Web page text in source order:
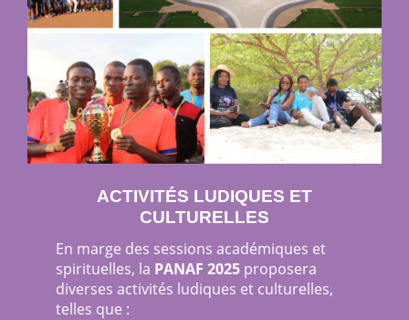
ACTIVITÉS LUDIQUES ET
CULTURELLES
En marge des sessions académiques et
spirituelles, la PANAF 2025 proposera
diverses activités ludiques et culturelles,
telles que :